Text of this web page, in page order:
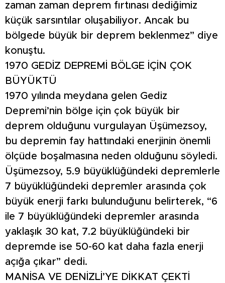
zaman zaman deprem fırtınası dediğimiz
küçük sarsıntılar oluşabiliyor. Ancak bu
bölgede büyük bir deprem beklenmez” diye
konuştu.
1970 GEDİZ DEPREMİ BÖLGE İÇİN ÇOK
BÜYÜKTÜ
1970 yılında meydana gelen Gediz
Depremi’nin bölge için çok büyük bir
deprem olduğunu vurgulayan Üşümezsoy,
bu depremin fay hattındaki enerjinin önemli
ölçüde boşalmasına neden olduğunu söyledi.
Üşümezsoy, 5.9 büyüklüğündeki depremlerle
7 büyüklüğündeki depremler arasında çok
büyük enerji farkı bulunduğunu belirterek, “6
ile 7 büyüklüğündeki depremler arasında
yaklaşık 30 kat, 7.2 büyüklüğündeki bir
depremde ise 50-60 kat daha fazla enerji
açığa çıkar” dedi.
MANİSA VE DENİZLİ’YE DİKKAT ÇEKTİ